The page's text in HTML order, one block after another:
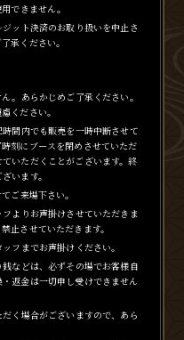
できません。
ット決済のお取り扱いを中止さ
承ください。
。あらかじめご了承ください。
ください。
間内でも販売を一時中断させて
刻にブースを閉めさせていただ
いただくことがございます。終
います。
ご来場下さい。
よりお声掛けさせていただきま
止させていただきます。
フまでお声掛けください。
などは、必ずその場でお客様自
返金は一切申し受けできません
く場合がございますので、あら